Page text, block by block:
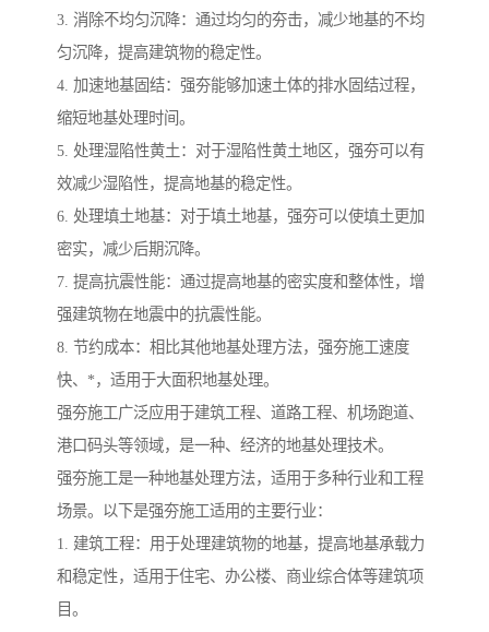
3. 消除不均匀沉降：通过均匀的夯击，减少地基的不均
匀沉降，提高建筑物的稳定性。
4. 加速地基固结：强夯能够加速土体的排水固结过程，
缩短地基处理时间。
5. 处理湿陷性黄土：对于湿陷性黄土地区，强夯可以有
效减少湿陷性，提高地基的稳定性。
6. 处理填土地基：对于填土地基，强夯可以使填土更加
密实，减少后期沉降。
7. 提高抗震性能：通过提高地基的密实度和整体性，增
强建筑物在地震中的抗震性能。
8. 节约成本：相比其他地基处理方法，强夯施工速度
快、*，适用于大面积地基处理。
强夯施工广泛应用于建筑工程、道路工程、机场跑道、
港口码头等领域，是一种、经济的地基处理技术。
强夯施工是一种地基处理方法，适用于多种行业和工程
场景。以下是强夯施工适用的主要行业：
1. 建筑工程：用于处理建筑物的地基，提高地基承载力
和稳定性，适用于住宅、办公楼、商业综合体等建筑项
目。